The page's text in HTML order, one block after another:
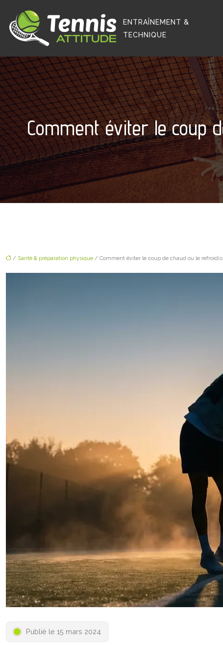
ENTRAÎNEMENT &
TECHNIQUE
Comment éviter le coup
/ Santé & préparation physique / Comment éviter le coup de chaud ou le
Publié le 15 mars 2024